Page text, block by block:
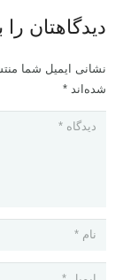
دیدگاهتان را
نشانی ایمیل شما
شده‌اند*